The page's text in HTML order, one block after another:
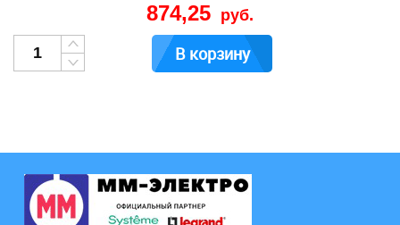
874,25 руб.
В корзину